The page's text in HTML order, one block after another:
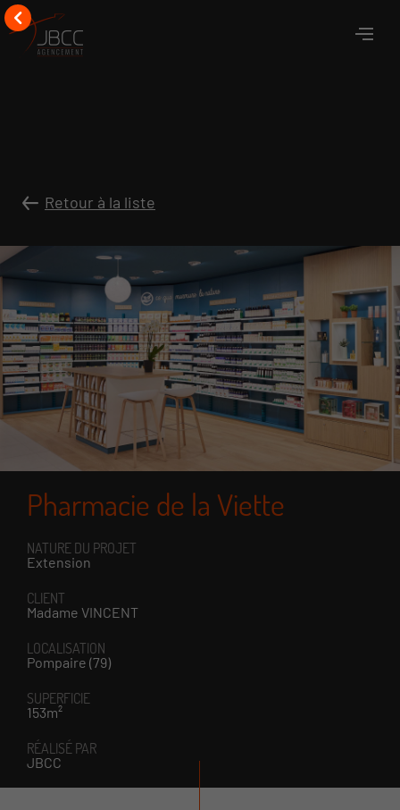
Retour à la liste
Pharmacie de la Viette
NATURE DU PROJET
Extension
CLIENT
Madame VINCENT
LOCALISATION
Pompaire (79)
SUPERFICIE
153m²
RÉALISÉ PAR
JBCC